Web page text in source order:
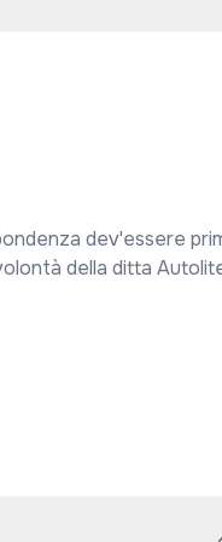
dev'essere
della ditta